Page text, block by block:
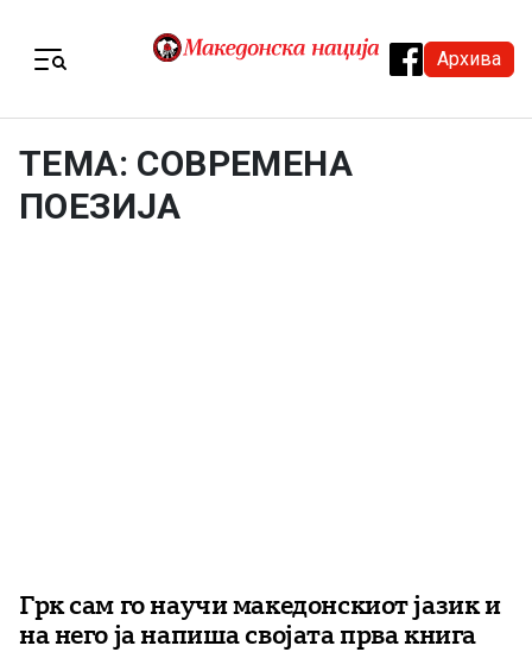
Архива
ТЕМА: СОВРЕМЕНА
ПОЕЗИЈА
Грк сам го научи македонскиот јазик и
на него ја напиша својата прва книга